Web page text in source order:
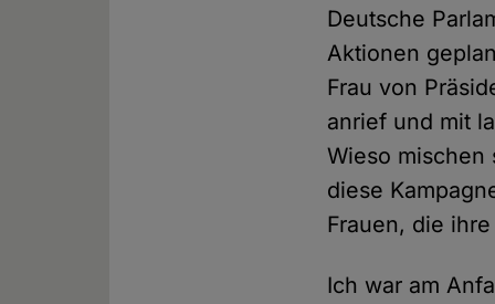
Deutsche
Aktionen
Frau von
anrief und mit
Wieso mischen
diese
Frauen, die
Ich war am